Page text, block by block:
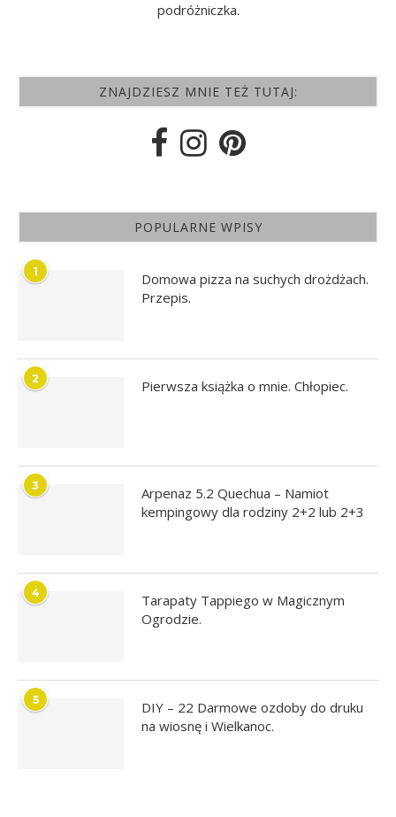
podróżniczka.
ZNAJDZIESZ MNIE TEŻ TUTAJ:
POPULARNE WPISY
1
Domowa pizza na suchych drożdżach.
Przepis.
2 Pierwsza książka o mnie. Chłopiec.
3
Arpenaz 5.2 Quechua – Namiot
kempingowy dla rodziny 2+2 lub 2+3
4
Tarapaty Tappiego w Magicznym
Ogrodzie.
5
DIY – 22 Darmowe ozdoby do druku
na wiosnę i Wielkanoc.